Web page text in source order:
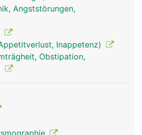
Angststörungen,
Inappetenz)
Obstipation,